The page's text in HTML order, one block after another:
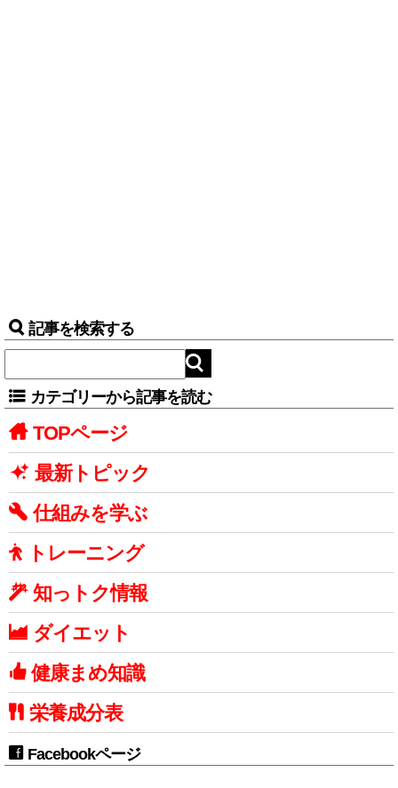
記事を検索する
カテゴリーから記事を読む
TOPページ
最新トピック
仕組みを学ぶ
トレーニング
知っトク情報
ダイエット
健康まめ知識
栄養成分表
Facebookページ